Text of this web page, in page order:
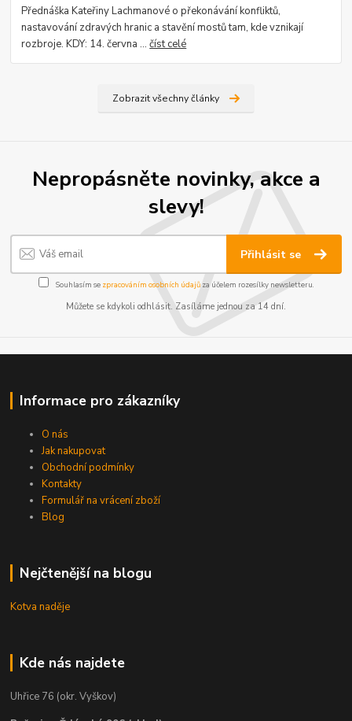
Přednáška Kateřiny Lachmanové o překonávání konfliktů,
nastavování zdravých hranic a stavění mostů tam, kde vznikají
rozbroje. KDY: 14. června ...číst celé
Zobrazit všechny články
Nepropásněte novinky, akce a
slevy!
Přihlásit se
Souhlasím se zpracováním osobních údajůza účelem rozesílky newsletteru.
Můžete se kdykoli odhlásit. Zasíláme jednou za 14 dní.
Informace pro zákazníky
O nás
Jak nakupovat
Obchodní podmínky
Kontakty
Formulář na vrácení zboží
Blog
Nejčtenější na blogu
Kotva naděje
Kde nás najdete
Uhřice 76 (okr. Vyškov)